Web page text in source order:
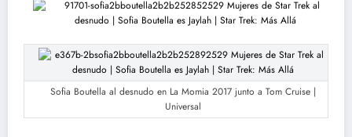
Sofia Boutella al desnudo en La Momia 2017 junto a Tom Cruise |
Universal